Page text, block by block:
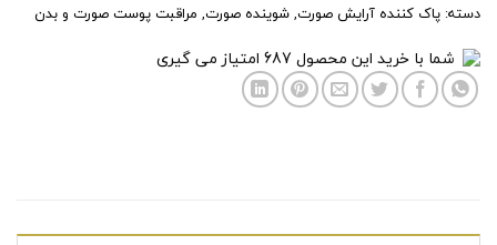
دسته: پاک کننده آرایش صورت,شوینده صورت, مراقبت پوست صورت و بدن
شما با خرید این محصول 687 امتیاز می گیری